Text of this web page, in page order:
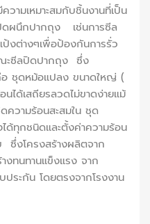
วามเหมาะสมกับชิ้นงานที่เป็น
ดผนึกปากถุง เช่นการซีล
งต่างๆเพื่อป้องกันการรั่ว
ะซีลปิดปากถุง ซึ่ง
ชุดหม้อแปลง ขนาดใหญ่ (
ได้เสถียรลวดไม่ขาดง่ายแม้
ความร้อนสะสมใน ชุด
ทุกชนิดและตั้งค่าความร้อน
ซึ่งโครงสร้างผลิตจาก
งทนทานแข็งแรง จาก
ระกัน โดยตรงจากโรงงาน